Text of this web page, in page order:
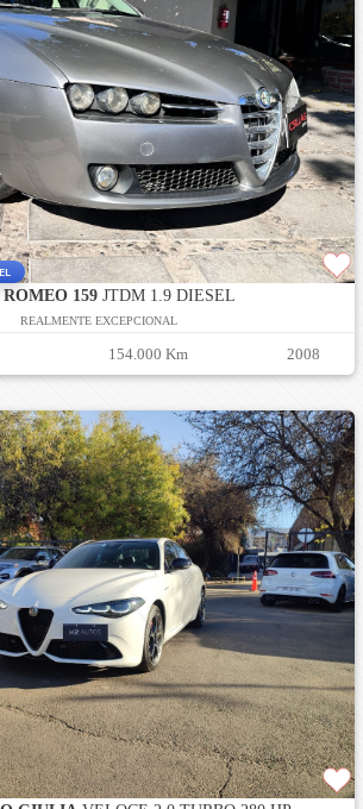
159 JTDM 1.9 DIESEL
REALMENTE EXCEPCIONAL
154.000 Km 2008